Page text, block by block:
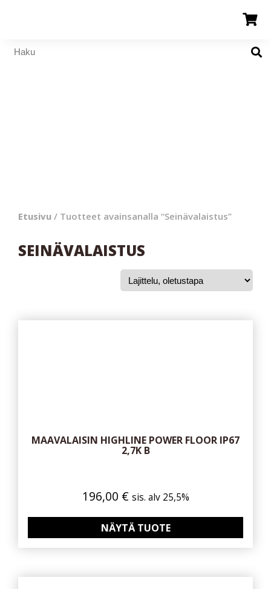
Etusivu / Tuotteet avainsanalla “Seinävalaistus”
SEINÄVALAISTUS
MAAVALAISIN HIGHLINE POWER FLOOR IP67
2,7K B
196,00 € sis. alv 25,5%
NÄYTÄ TUOTE